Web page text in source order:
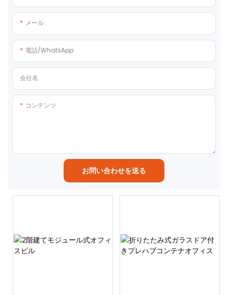
メール
電話/WhatsApp
会社名
コンテンツ
お問い合わせを送る